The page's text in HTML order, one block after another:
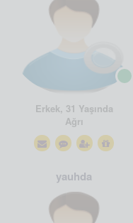
Erkek, 31 Yaşında
Ağrı
yauhda